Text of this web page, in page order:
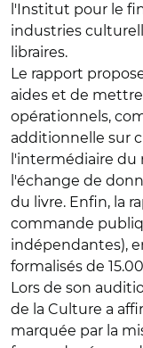
l'Institut pour le
industries
libraires.
Le rapport
aides et de
opérationnels,
additionnelle sur
l'intermédiaire du
l'échange de
du livre. Enfin, la
commande
indépendantes),
formalisés de
Lors de son
de la Culture a
marquée par la